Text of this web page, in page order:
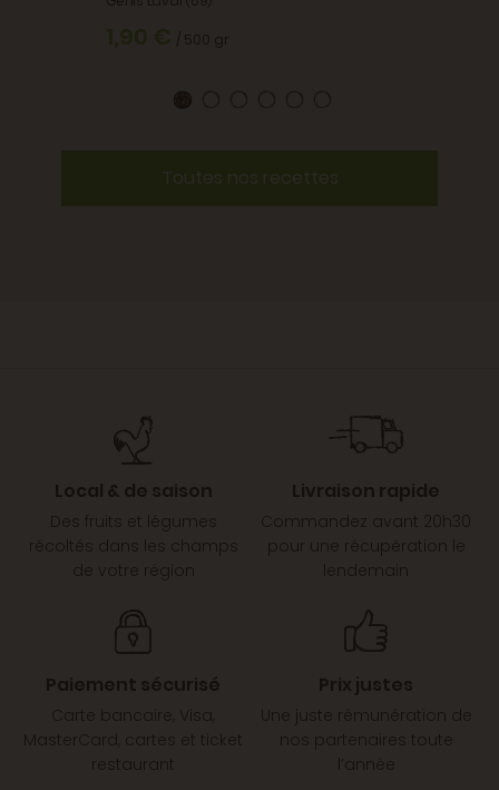
Toutes nos recettes
Local & de saison
Des fruits et légumes
récoltés dans les champs
de votre région
Livraison rapide
Commandez avant 20h30
pour une récupération le
lendemain
Paiement sécurisé
Carte bancaire, Visa,
MasterCard, cartes et ticket
restaurant
Prix justes
Une juste rémunération de
nos partenaires toute
l’année